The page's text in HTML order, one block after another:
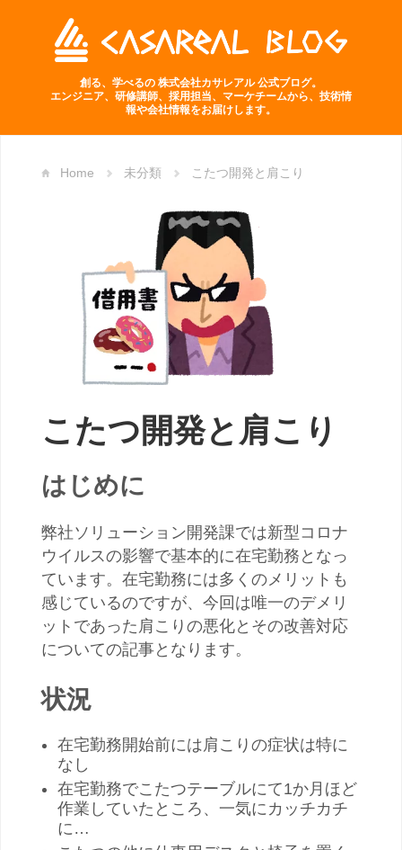
創る、学べるの 株式会社カサレアル 公式ブログ。
エンジニア、研修講師、採用担当、マーケチームから、技術情
報や会社情報をお届けします。
Home 未分類 こたつ開発と肩こり
こたつ開発と肩こり
はじめに
弊社ソリューション開発課では新型コロナ
ウイルスの影響で基本的に在宅勤務となっ
ています。在宅勤務には多くのメリットも
感じているのですが、今回は唯一のデメリ
ットであった肩こりの悪化とその改善対応
についての記事となります。
状況
在宅勤務開始前には肩こりの症状は特に
なし
在宅勤務でこたつテーブルにて1か月ほど
作業していたところ、一気にカッチカチ
に…